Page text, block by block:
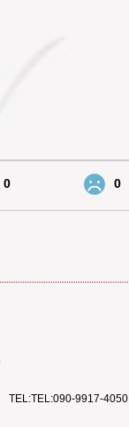
0 0
TEL:TEL:090-9917-4050